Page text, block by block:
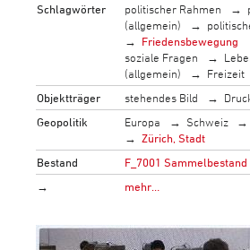
Schlagwörter
politischer Rahmen
(allgemein)
Friedensbewegung
soziale Fragen
(allgemein)
Freizeit
Objektträger
stehendes Bild
Geopolitik
Europa Schweiz
Zürich, Stadt
Bestand
F_7001 Sammelbestand
→
mehr…